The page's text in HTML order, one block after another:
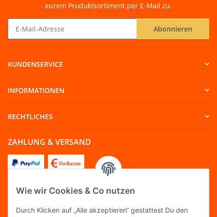
Wie wir Cookies & Co nutzen
Durch Klicken auf „Alle akzeptieren“ gestattest Du den
eurem Produktsortiment per E-Mail zu.
Abonnieren
KUNDENSERVICE
INFORMATIONEN
RECHTLICHES
ZAHLUNG & VERSAND
FOLGT UNS